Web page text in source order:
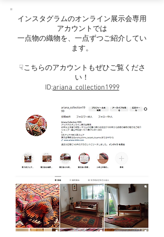
インスタグラムのオンライン展示会専用
アカウントでは
一点物の織物を、一点ずつご紹介してい
ます。
☟こちらのアカウントもぜひご覧くださ
い！
ID:ariana_collection1999